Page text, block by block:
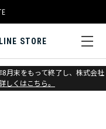
STORE
月末をもって終了し、株式会社
しくはこちら。